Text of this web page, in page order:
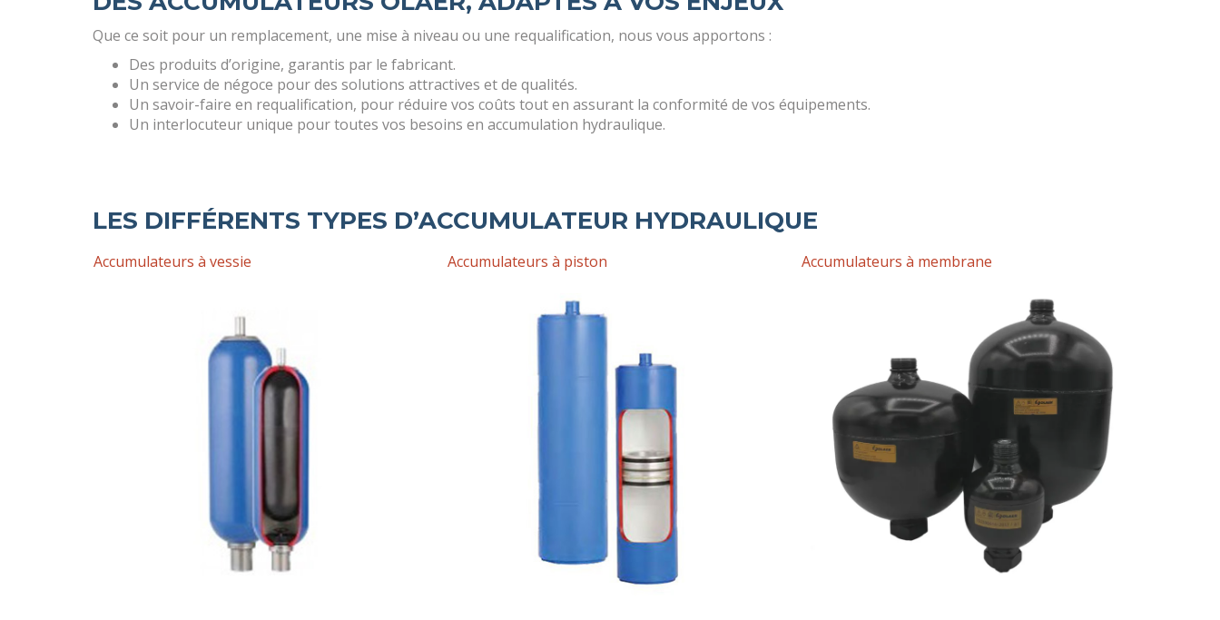
Que ce soit pour un remplacement, une mise à niveau ou une requalification, nous vous apportons :
Des produits d’origine, garantis par le fabricant.
Un service de négoce pour des solutions attractives et de qualités.
Un savoir-faire en requalification, pour réduire vos coûts tout en assurant la conformité de vos équipements.
Un interlocuteur unique pour toutes vos besoins en accumulation hydraulique.
LES DIFFÉRENTS TYPES D’ACCUMULATEUR HYDRAULIQUE
Accumulateurs à vessie Accumulateurs à piston Accumulateurs à membrane